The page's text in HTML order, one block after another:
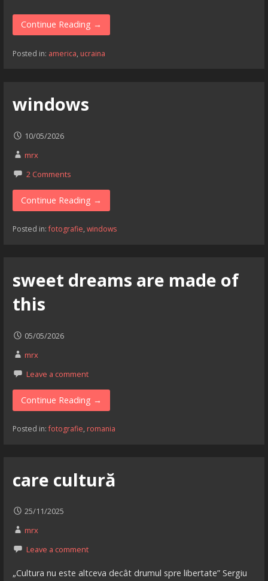
Continue Reading →
Posted in: america, ucraina
windows
10/05/2026
mrx
2 Comments
Continue Reading →
Posted in:fotografie, windows
sweet dreams are made of
this
05/05/2026
mrx
Leave a comment
Continue Reading →
Posted in:fotografie, romania
care cultură
25/11/2025
mrx
Leave a comment
„Cultura nu este altceva decât drumul spre libertate” Sergiu